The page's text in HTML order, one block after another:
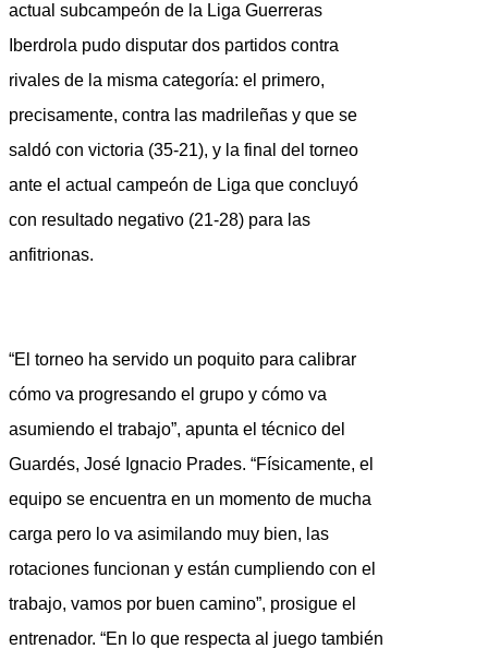
actual subcampeón de la Liga Guerreras
Iberdrola pudo disputar dos partidos contra
rivales de la misma categoría: el primero,
precisamente, contra las madrileñas y que se
saldó con victoria (35-21), y la final del torneo
ante el actual campeón de Liga que concluyó
con resultado negativo (21-28) para las
anfitrionas.
“El torneo ha servido un poquito para calibrar
cómo va progresando el grupo y cómo va
asumiendo el trabajo”, apunta el técnico del
Guardés, José Ignacio Prades. “Físicamente, el
equipo se encuentra en un momento de mucha
carga pero lo va asimilando muy bien, las
rotaciones funcionan y están cumpliendo con el
trabajo, vamos por buen camino”, prosigue el
entrenador. “En lo que respecta al juego también